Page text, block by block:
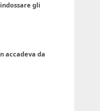
gli
accadeva da